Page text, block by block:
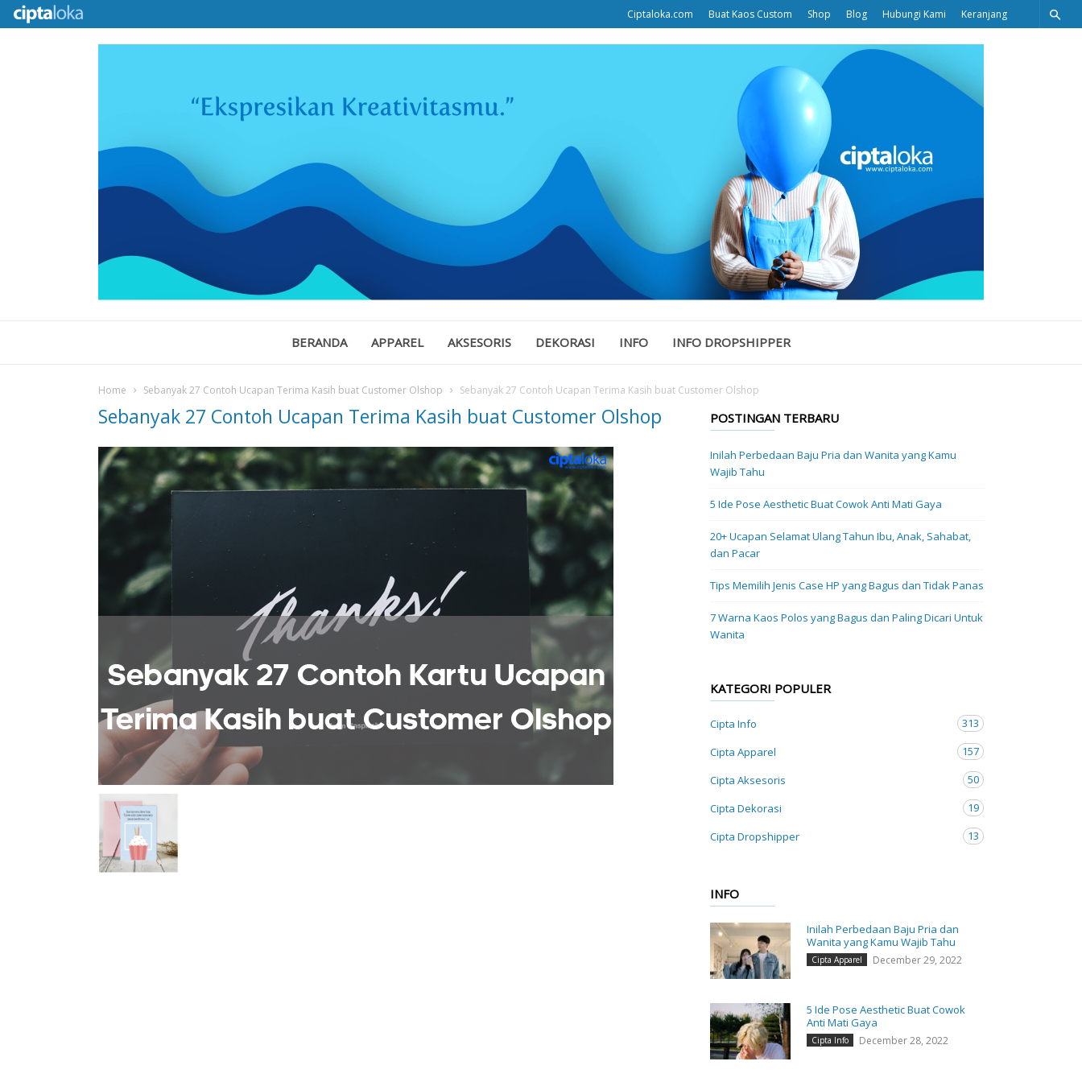
Ciptaloka.com Buat Kaos Custom Shop Blog Hubungi Kami Keranjang
BERANDA APPAREL AKSESORIS DEKORASI INFO INFO DROPSHIPPER
Home Sebanyak 27 Contoh Ucapan Terima Kasih buat Customer Olshop Sebanyak 27 Contoh Ucapan Terima Kasih buat Customer Olshop
Sebanyak 27 Contoh Ucapan Terima Kasih buat Customer Olshop POSTINGAN TERBARU
Inilah Perbedaan Baju Pria dan Wanita yang Kamu
Wajib Tahu
5 Ide Pose Aesthetic Buat Cowok Anti Mati Gaya
20+ Ucapan Selamat Ulang Tahun Ibu, Anak, Sahabat,
dan Pacar
Tips Memilih Jenis Case HP yang Bagus dan Tidak Panas
7 Warna Kaos Polos yang Bagus dan Paling Dicari Untuk
Wanita
KATEGORI POPULER
Cipta Info
313
Cipta Apparel
157
Cipta Aksesoris
50
Cipta Dekorasi
19
Cipta Dropshipper
13
INFO
Inilah Perbedaan Baju Pria dan
Wanita yang Kamu Wajib Tahu
Cipta Apparel December 29, 2022
5 Ide Pose Aesthetic Buat Cowok
Anti Mati Gaya
Cipta Info December 28, 2022